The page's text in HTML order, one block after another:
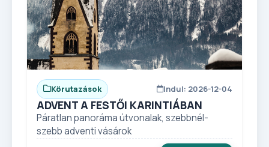
Körutazások Indul: 2026-12-04
ADVENT A FESTŐI KARINTIÁBAN
Páratlan panoráma útvonalak, szebbnél-
szebb adventi vásárok